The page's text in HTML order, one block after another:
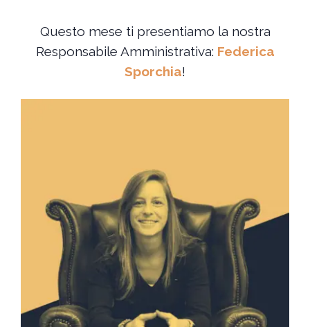
Questo mese ti presentiamo la nostra
Responsabile Amministrativa: Federica
Sporchia!